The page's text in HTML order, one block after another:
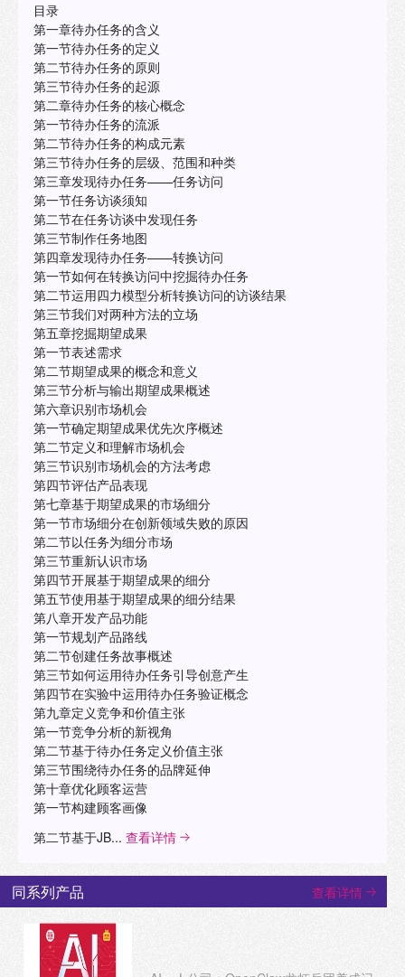
目录
第一章待办任务的含义
第一节待办任务的定义
第二节待办任务的原则
第三节待办任务的起源
第二章待办任务的核心概念
第一节待办任务的流派
第二节待办任务的构成元素
第三节待办任务的层级、范围和种类
第三章发现待办任务——任务访问
第一节任务访谈须知
第二节在任务访谈中发现任务
第三节制作任务地图
第四章发现待办任务——转换访问
第一节如何在转换访问中挖掘待办任务
第二节运用四力模型分析转换访问的访谈结果
第三节我们对两种方法的立场
第五章挖掘期望成果
第一节表述需求
第二节期望成果的概念和意义
第三节分析与输出期望成果概述
第六章识别市场机会
第一节确定期望成果优先次序概述
第二节定义和理解市场机会
第三节识别市场机会的方法考虑
第四节评估产品表现
第七章基于期望成果的市场细分
第一节市场细分在创新领域失败的原因
第二节以任务为细分市场
第三节重新认识市场
第四节开展基于期望成果的细分
第五节使用基于期望成果的细分结果
第八章开发产品功能
第一节规划产品路线
第二节创建任务故事概述
第三节如何运用待办任务引导创意产生
第四节在实验中运用待办任务验证概念
第九章定义竞争和价值主张
第一节竞争分析的新视角
第二节基于待办任务定义价值主张
第三节围绕待办任务的品牌延伸
第十章优化顾客运营
第一节构建顾客画像
第二节基于JB... 查看详情
同系列产品 查看详情